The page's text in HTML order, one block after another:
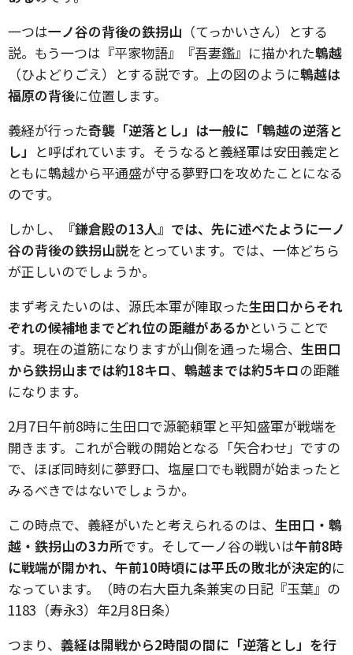
一つは一ノ谷の背後の鉄拐山 （てっかいさん）とする
説。もう一つは『平家物語』『吾妻鑑』に描かれた鵯越
（ひよどりごえ）とする説です。上の図のように鵯越は
福原の背後に位置します。
義経が行った奇襲「逆落とし」は一般に「鵯越の逆落と
し」 と呼ばれています。そうなると義経軍は安田義定と
ともに鵯越から平通盛が守る夢野口を攻めたことになる
のです。
しかし、
『鎌倉殿の13人』では、先に述べたように一ノ
谷の背後の鉄拐山説をとっています。では、一体どちら
が正しいのでしょうか。
まず考えたいのは、源氏本軍が陣取った生田口からそれ
ぞれの候補地までどれ位の距離があるかということで
す。現在の道筋になりますが山側を通った場合、 生田口
から鉄拐山までは約18キロ、 鵯越までは約5キロの距離
になります。
2月7日午前8時に生田口で源範頼軍と平知盛軍が戦端を
開きます。これが合戦の開始となる「矢合わせ」ですの
で、ほぼ同時刻に夢野口、塩屋口でも戦闘が始まったと
みるべきではないでしょうか。
この時点で、義経がいたと考えられるのは、 生田口・鵯
越・鉄拐山の3カ所です。そして一ノ谷の戦いは午前8時
に戦端が開かれ、午前10時頃には平氏の敗北が決定的に
なっています。（時の右大臣九条兼実の日記『玉葉』の
1183（寿永3）年2月8日条）
つまり、 義経は開戦から2時間の間に「逆落とし」を行